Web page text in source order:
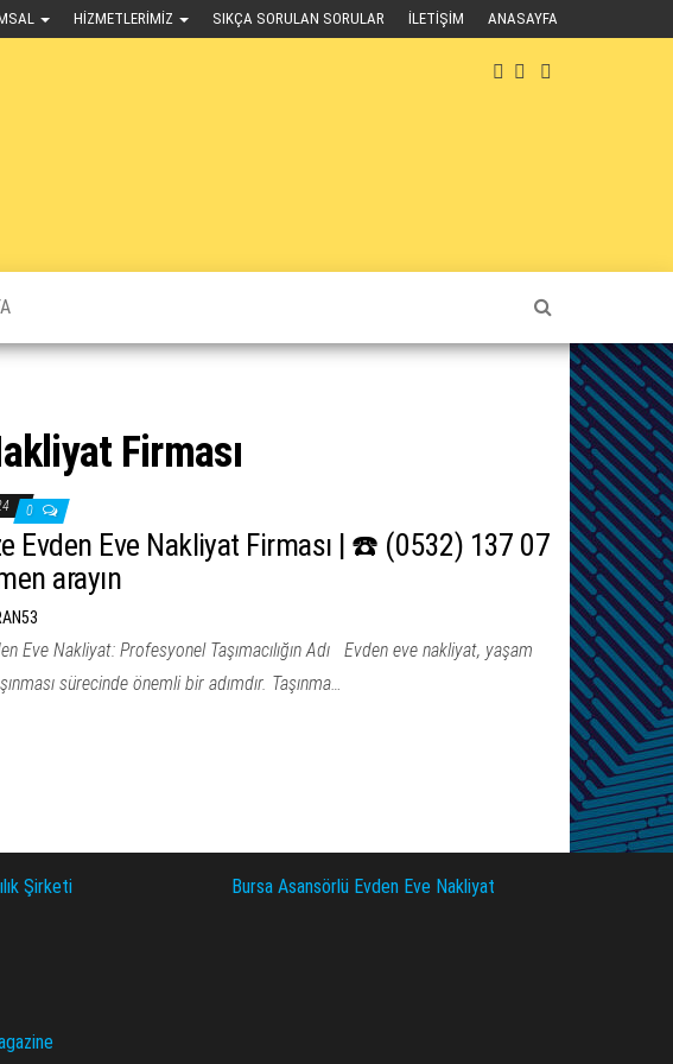
HIZMETLERIMIZ SIKÇA SORULAN SORULAR İLETIŞIM ANASAYFA
Firması
0
Evden Eve Nakliyat Firması | ☎️ (0532) 137 07
arayın
Eve Nakliyat: Profesyonel Taşımacılığın Adı Evden eve nakliyat, yaşam
sürecinde önemli bir adımdır. Taşınma…
Şirketi Bursa Asansörlü Evden Eve Nakliyat